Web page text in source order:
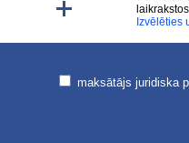
laikrakstos
Izvēlēties
maksātājs juridiska